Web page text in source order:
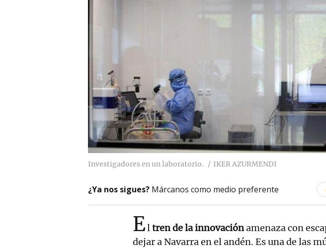
Investigadores en un laboratorio. IKER AZURMENDI
¿Ya nos sigues? Márcanos como medio preferente
Eltren de la innovaciónamenaza con
dejar a Navarra en el andén. Es una de las